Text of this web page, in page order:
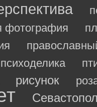
фотография
психоделика
рисунок